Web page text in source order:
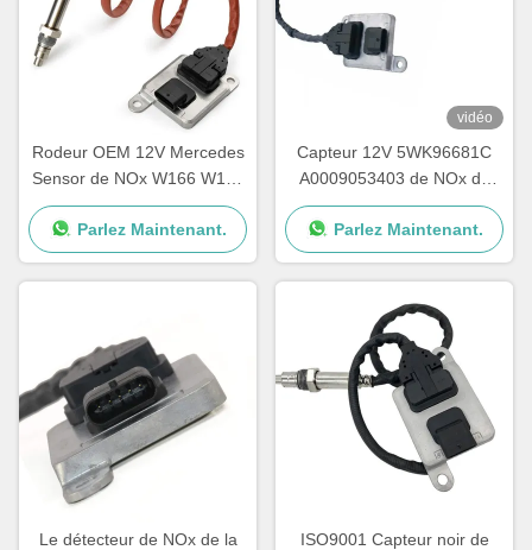
Rodeur OEM 12V Mercedes
Sensor de NOx W166 W172
W205 W221 W212 C300
ML350
Parlez Maintenant.
vidéo
Capteur 12V 5WK96681C
A0009053403 de NOx de
voiture de Mercedes E400
E350
Parlez Maintenant.
Le détecteur de NOx de la
ISO9001 Capteur noir de